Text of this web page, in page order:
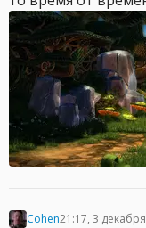
Cohen21:17, 3